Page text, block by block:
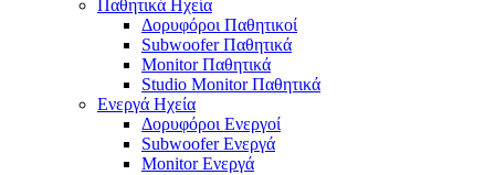
Παθητικά Ηχεία
Δορυφόροι Παθητικοί
Subwoofer Παθητικά
Monitor Παθητικά
Studio Monitor Παθητικά
Ενεργά Ηχεία
Δορυφόροι Ενεργοί
Subwoofer Ενεργά
Monitor Ενεργά